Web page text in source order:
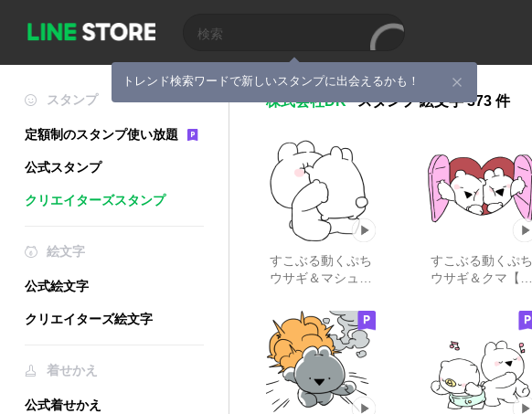
トレンド検索ワードで新しいスタンプに出会えるかも！
スタンプ
定額制のスタンプ使い放題
公式スタンプ
クリエイターズスタンプ
絵文字
公式絵文字
クリエイターズ絵文字
着せかえ
公式着せかえ
株式会社DK スタンプ 絵文字 373 件
すこぶる動くぷち
ウサギ＆マシュマ
すこぶる動くぷち
ウサギ＆クマ【ハ